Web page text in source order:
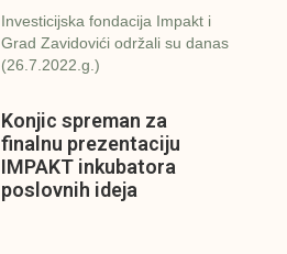
Investicijska fondacija Impakt i
Grad Zavidovići održali su danas
(26.7.2022.g.)
Konjic spreman za
finalnu prezentaciju
IMPAKT inkubatora
poslovnih ideja